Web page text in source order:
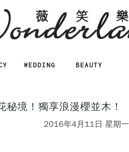
WEDDING BEAUTY
秘境！獨享浪漫櫻並木！
2016年4月11日 星期一